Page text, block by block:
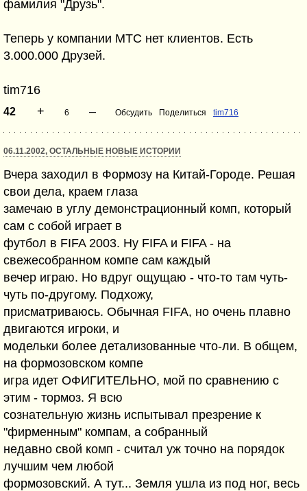
фамилия "Друзь".
Теперь у компании МТС нет клиентов. Есть
3.000.000 Друзей.
tim716
42 + 6 – Обсудить Поделиться tim716
06.11.2002, ОСТАЛЬНЫЕ НОВЫЕ ИСТОРИИ
Вчера заходил в Формозу на Китай-Городе. Решая
свои дела, краем глаза
замечаю в углу демонстрационный комп, который
сам с собой играет в
футбол в FIFA 2003. Ну FIFA и FIFA - на
свежесобранном компе сам каждый
вечер играю. Но вдруг ощущаю - что-то там чуть-
чуть по-другому. Подхожу,
присматриваюсь. Обычная FIFA, но очень плавно
двигаются игроки, и
модельки более детализованные что-ли. В общем,
на формозовском компе
игра идет ОФИГИТЕЛЬНО, мой по сравнению с
этим - тормоз. Я всю
сознательную жизнь испытывал презрение к
"фирменным" компам, а собранный
недавно свой комп - считал уж точно на порядок
лучшим чем любой
формозовский. А тут... Земля ушла из под ног, весь